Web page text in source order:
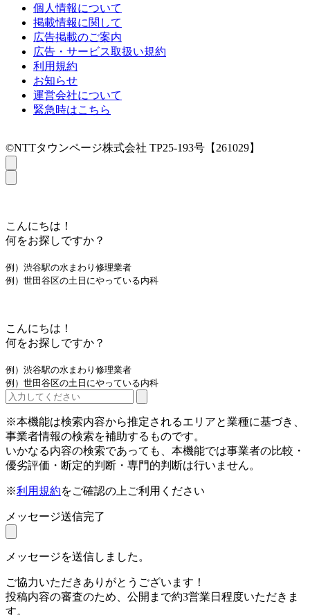
個人情報について
掲載情報に関して
広告掲載のご案内
広告・サービス取扱い規約
利用規約
お知らせ
運営会社について
緊急時はこちら
©NTTタウンページ株式会社 TP25-193号【261029】
こんにちは！
何をお探しですか？
例）渋谷駅の水まわり修理業者
例）世田谷区の土日にやっている内科
こんにちは！
何をお探しですか？
例）渋谷駅の水まわり修理業者
例）世田谷区の土日にやっている内科
※本機能は検索内容から推定されるエリアと業種に基づき、
事業者情報の検索を補助するものです。
いかなる内容の検索であっても、本機能では事業者の比較・
優劣評価・断定的判断・専門的判断は行いません。
※利用規約をご確認の上ご利用ください
メッセージ送信完了
メッセージを送信しました。
ご協力いただきありがとうございます！
投稿内容の審査のため、公開まで約3営業日程度いただきま
す。